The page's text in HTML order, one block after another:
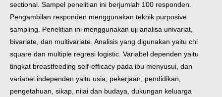
sectional. Sampel penelitian ini berjumlah 100 responden.
Pengambilan responden menggunakan teknik purposive
sampling. Penelitian ini menggunakan uji analisa univariat,
bivariate, dan multivariate. Analisis yang digunakan yaitu chi
square dan multiple regresi logistic. Variabel dependen yaitu
tingkat breastfeeding self-efficacy pada ibu menyusui, dan
variabel independen yaitu usia, pekerjaan, pendidikan,
pengetahuan, sikap, nilai dan budaya, dukungan keluarga